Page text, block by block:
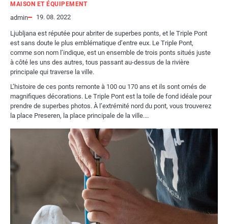
MAISON ET ÉQUIPEMENT
admin 19. 08. 2022
Ljubljana est réputée pour abriter de superbes ponts, et le Triple Pont
est sans doute le plus emblématique d’entre eux. Le Triple Pont,
comme son nom l’indique, est un ensemble de trois ponts situés juste
à côté les uns des autres, tous passant au-dessus de la rivière
principale qui traverse la ville.
L’histoire de ces ponts remonte à 100 ou 170 ans et ils sont ornés de
magnifiques décorations. Le Triple Pont est la toile de fond idéale pour
prendre de superbes photos. À l’extrémité nord du pont, vous trouverez
la place Preseren, la place principale de la ville.…